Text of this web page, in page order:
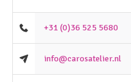
+31 (0)36 525 5680
info@carosatelier.nl